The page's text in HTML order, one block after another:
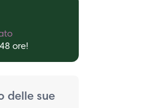
ore!
delle sue